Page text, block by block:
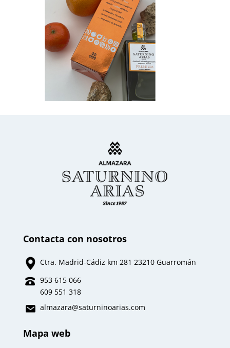
Contacta con nosotros
Ctra. Madrid-Cádiz km 281 23210 Guarromán
953 615 066
609 551 318
almazara@saturninoarias.com
Mapa web